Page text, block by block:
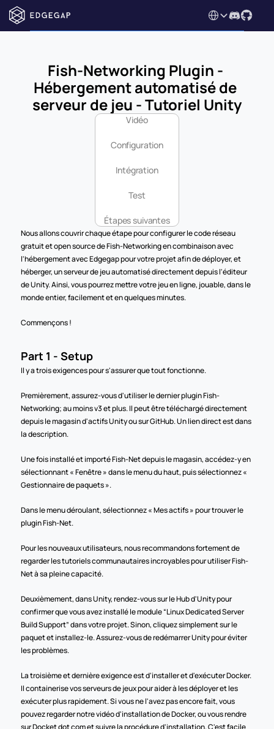
Select Language
Fish-Networking Plugin -
Hébergement automatisé de
serveur de jeu - Tutoriel Unity
Vidéo
Configuration
Intégration
Test
Étapes suivantes
Nous allons couvrir chaque étape pour configurer le code réseau
gratuit et open source de Fish-Networking en combinaison avec
l'hébergement avec Edgegap pour votre projet afin de déployer, et
héberger, un serveur de jeu automatisé directement depuis l'éditeur
de Unity. Ainsi, vous pourrez mettre votre jeu en ligne, jouable, dans le
monde entier, facilement et en quelques minutes.
Commençons !
Part 1 - Setup
Il y a trois exigences pour s'assurer que tout fonctionne.
Premièrement, assurez-vous d'utiliser le dernier plugin Fish-
Networking; au moins v3 et plus. Il peut être téléchargé directement
depuis le magasin d'actifs Unity ou sur GitHub. Un lien direct est dans
la description.
Une fois installé et importé Fish-Net depuis le magasin, accédez-y en
sélectionnant « Fenêtre » dans le menu du haut, puis sélectionnez «
Gestionnaire de paquets ».
Dans le menu déroulant, sélectionnez « Mes actifs » pour trouver le
plugin Fish-Net.
Pour les nouveaux utilisateurs, nous recommandons fortement de
regarder les tutoriels communautaires incroyables pour utiliser Fish-
Net à sa pleine capacité.
Deuxièmement, dans Unity, rendez-vous sur le Hub d'Unity pour
confirmer que vous avez installé le module “Linux Dedicated Server
Build Support” dans votre projet. Sinon, cliquez simplement sur le
paquet et installez-le. Assurez-vous de redémarrer Unity pour éviter
les problèmes.
La troisième et dernière exigence est d'installer et d'exécuter Docker.
Il containerise vos serveurs de jeux pour aider à les déployer et les
exécuter plus rapidement. Si vous ne l'avez pas encore fait, vous
pouvez regarder notre vidéo d'installation de Docker, ou vous rendre
sur Docket dot com et suivre la procédure d'installation. C'est facile